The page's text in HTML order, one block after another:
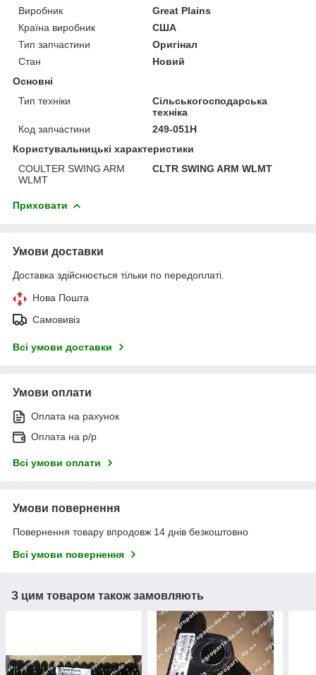
Виробник
Great Plains
Країна виробник
США
Тип запчастини
Оригінал
Стан
Новий
Основні
Тип техніки
Сільськогосподарська
техніка
Код запчастини
249-051H
Користувальницькі характеристики
COULTER SWING ARM
WLMT
CLTR SWING ARM WLMT
Приховати
Умови доставки
Доставка здійснюється тільки по передоплаті.
Нова Пошта
Самовивіз
Всі умови доставки
Умови оплати
Оплата на рахунок
Оплата на р/р
Всі умови оплати
Умови повернення
Повернення товару впродовж 14 днів безкоштовно
Всі умови повернення
З цим товаром також замовляють